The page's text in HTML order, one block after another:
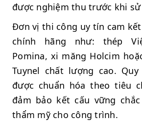
được nghiệm thu trước khi sử
Đơn vị thi công uy tín cam
chính hãng như: thép
Pomina, xi măng Holcim
Tuynel chất lượng cao.
được chuẩn hóa theo tiêu
đảm bảo kết cấu vững
thẩm mỹ cho công trình.